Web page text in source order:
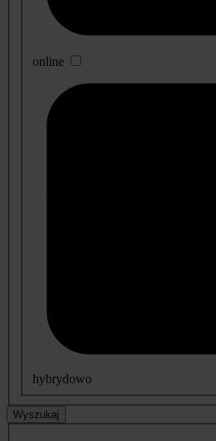
online
hybrydowo
Wyszukaj